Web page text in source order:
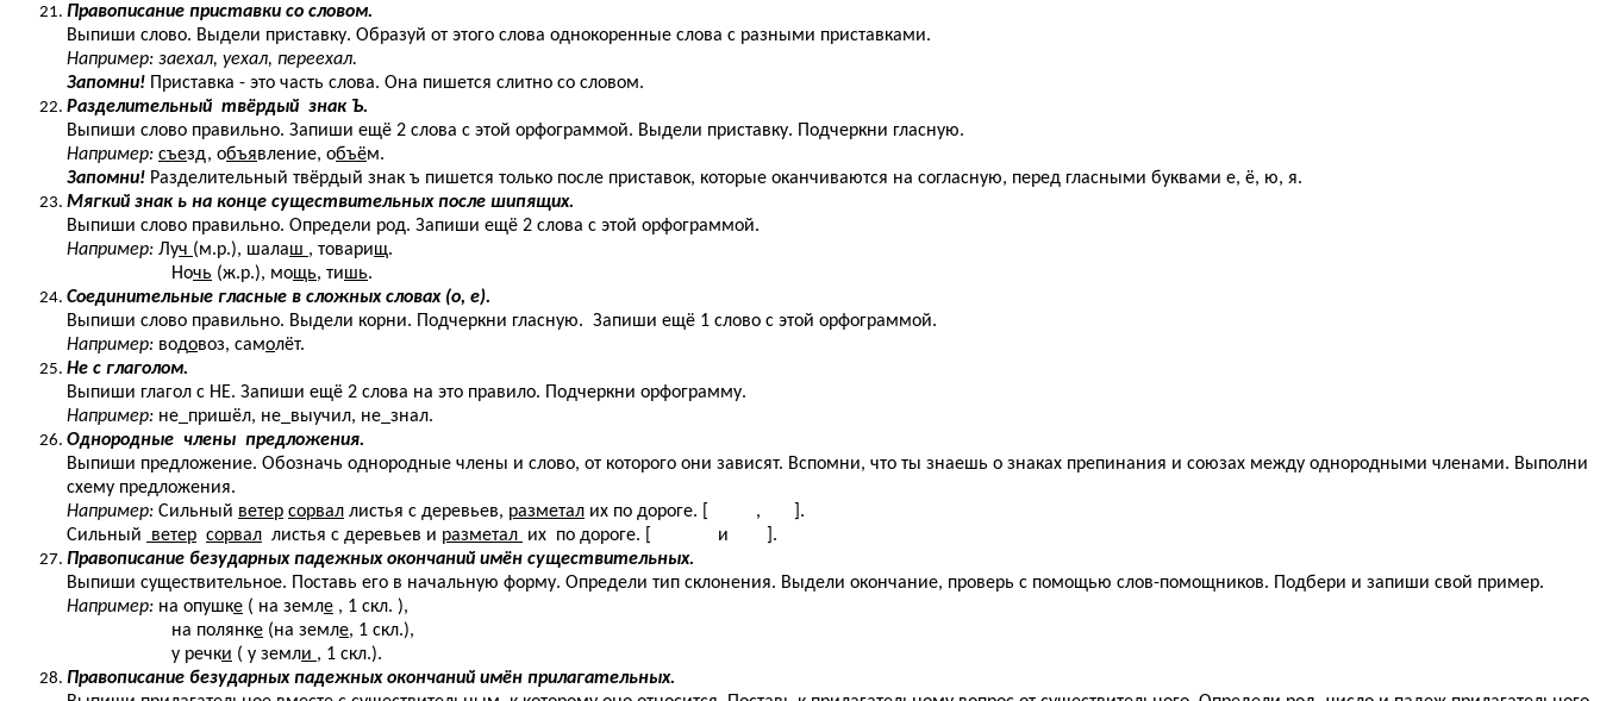
Правописание приставки со словом.
Выпиши слово. Выдели приставку. Образуй от этого слова однокоренные слова с разными приставками.
Например: заехал, уехал, переехал.
Запомни! Приставка - это часть слова. Она пишется слитно со словом.
Разделительный твёрдый знак Ъ.
Выпиши слово правильно. Запиши ещё 2 слова с этой орфограммой. Выдели приставку. Подчеркни гласную.
Например: съезд, объявление, объём.
Запомни! Разделительный твёрдый знак ъ пишется только после приставок, которые оканчиваются на согласную, перед гласными буквами е, ё, ю, я.
Мягкий знак ь на конце существительных после шипящих.
Выпиши слово правильно. Определи род. Запиши ещё 2 слова с этой орфограммой.
Например: Луч (м.р.), шалаш , товарищ.
Ночь (ж.р.), мощь, тишь.
Соединительные гласные в сложных словах (о, е).
Выпиши слово правильно. Выдели корни. Подчеркни гласную. Запиши ещё 1 слово с этой орфограммой.
Например: водовоз, самолёт.
Не с глаголом.
Выпиши глагол с НЕ. Запиши ещё 2 слова на это правило. Подчеркни орфограмму.
Например: не пришёл, не выучил, не знал.
Однородные члены предложения.
Выпиши предложение. Обозначь однородные члены и слово, от которого они зависят. Вспомни, что ты знаешь о знаках препинания и союзах между однородными членами. Выполни
схему предложения.
Например: Сильный ветер сорвал листья с деревьев, разметал их по дороге. [ , ].
Сильный
ветер сорвал листья с деревьев и разметал их по дороге. [ и ].
Правописание безударных падежных окончаний имён существительных.
Выпиши существительное. Поставь его в начальную форму. Определи тип склонения. Выдели окончание, проверь с помощью слов-помощников. Подбери и запиши свой пример.
Например: на опушке ( на земле , 1 скл. ),
на полянке (на земле, 1 скл.),
у речки ( у земли , 1 скл.).
Правописание безударных падежных окончаний имён прилагательных.